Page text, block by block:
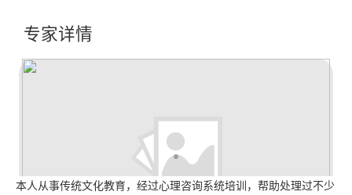
专家详情
本人从事传统文化教育，经过心理咨询系统培训，帮助处理过不少